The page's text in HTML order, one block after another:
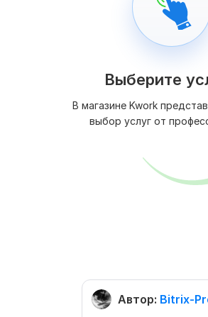
Выберите
В магазине Kwork
выбор услуг от
Автор: Bitrix-